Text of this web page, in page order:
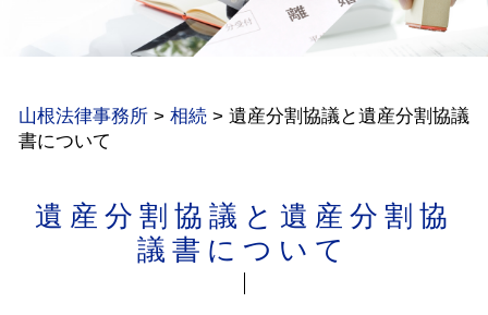
山根法律事務所 > 相続 > 遺産分割協議と遺産分割協議
書について
遺産分割協議と遺産分割協
議書について